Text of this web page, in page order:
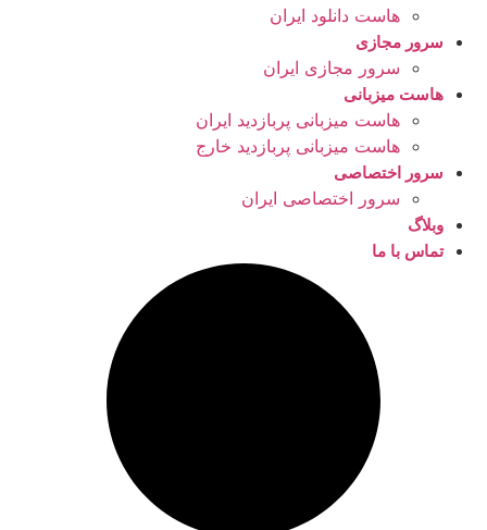
هاست دانلود ایران
سرور مجازی
سرور مجازی ایران
هاست میزبانی
هاست میزبانی پربازدید ایران
هاست میزبانی پربازدید خارج
سرور اختصاصی
سرور اختصاصی ایران
وبلاگ
تماس با ما